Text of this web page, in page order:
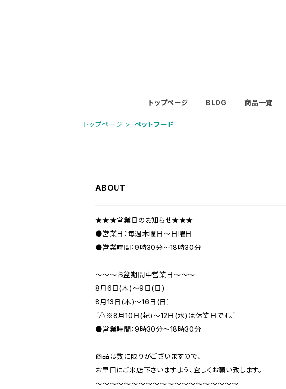
トップページ BLOG 商品一覧
トップページ ペットフード
ABOUT
★★★営業日のお知らせ★★★
●営業日：毎週木曜日～日曜日
●営業時間：9時30分～18時30分
～～～お盆期間中営業日～～～
8月6日(木)～9日(日)
8月13日(木)～16日(日)
〔⚠※8月10日(祝)～12日(水)は休業日です。〕
●営業時間：9時30分～18時30分
商品は数に限りがございますので、
お早目にご来店下さいますよう、宜しくお願い致します。
～～～～～～～～～～～～～～～～～～～～